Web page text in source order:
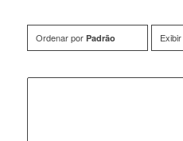
Ordenar por Padrão Exibir